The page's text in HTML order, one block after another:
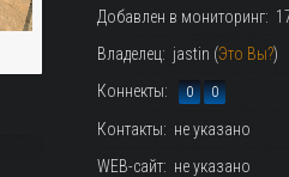
Добавлен в мониторинг:
Владелец: jastin (Это Вы?)
Коннекты: 0 0
Контакты: не указано
WEB-сайт: не указано